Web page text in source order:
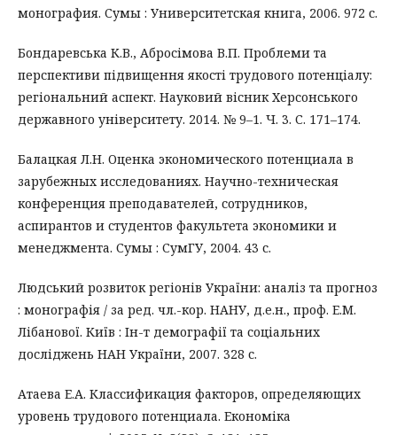
монография. Сумы : Университетская книга, 2006. 972 с.
Бондаревська К.В., Абросімова В.П. Проблеми та
перспективи підвищення якості трудового потенціалу:
регіональний аспект. Науковий вісник Херсонського
державного університету. 2014. № 9–1. Ч. 3. С. 171–174.
Балацкая Л.Н. Оценка экономического потенциала в
зарубежных исследованиях. Научно-техническая
конференция преподавателей, сотрудников,
аспирантов и студентов факультета экономики и
менеджмента. Сумы : СумГУ, 2004. 43 с.
Людський розвиток регіонів України: аналіз та прогноз
: монографія / за ред. чл.-кор. НАНУ, д.е.н., проф. Е.М.
Лібанової. Київ : Ін-т демографії та соціальних
досліджень НАН України, 2007. 328 с.
Атаева Е.А. Классификация факторов, определяющих
уровень трудового потенциала. Економіка